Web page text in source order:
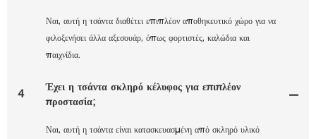
Ναι, αυτή η τσάντα διαθέτει επιπλέον αποθηκευτικό χώρο για να
φιλοξενήσει άλλα αξεσουάρ, όπως φορτιστές, καλώδια και
παιχνίδια.
4
Έχει η τσάντα σκληρό κέλυφος για επιπλέον
προστασία;
Ναι, αυτή η τσάντα είναι κατασκευασμένη από σκληρό υλικό